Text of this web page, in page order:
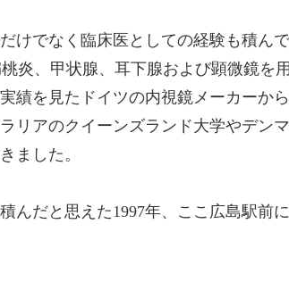
けでなく臨床医としての経験も積ん
炎、甲状腺、耳下腺および顕微鏡を
績を見たドイツの内視鏡メーカーか
リアのクイーンズランド大学やデン
ました。
んだと思えた1997年、ここ広島駅前